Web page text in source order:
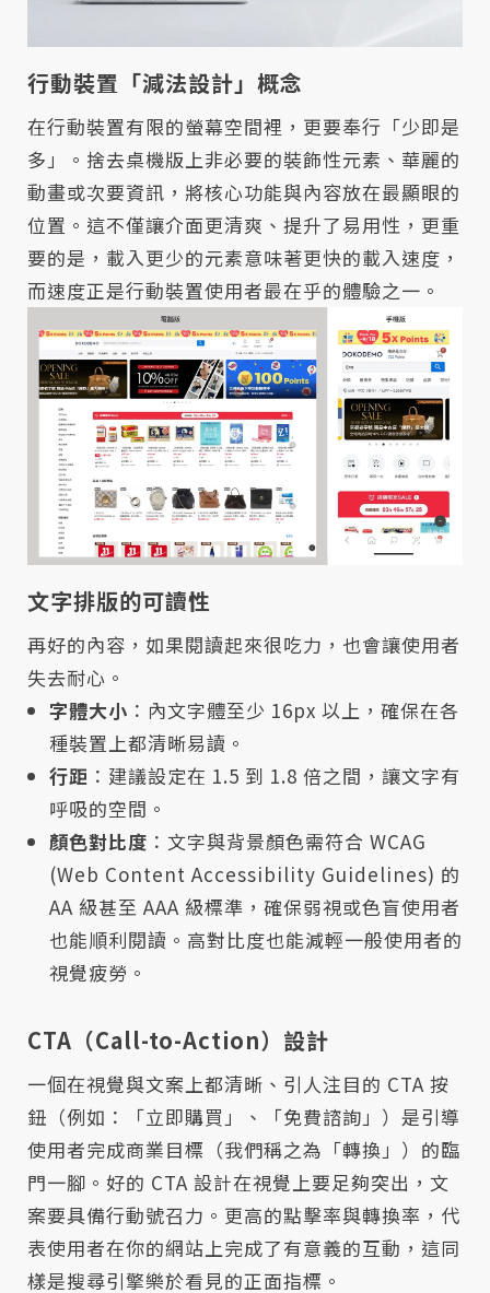
行動裝置「減法設計」概念
在行動裝置有限的螢幕空間裡，更要奉行「少即是
多」。捨去桌機版上非必要的裝飾性元素、華麗的
動畫或次要資訊，將核心功能與內容放在最顯眼的
位置。這不僅讓介面更清爽、提升了易用性，更重
要的是，載入更少的元素意味著更快的載入速度，
而速度正是行動裝置使用者最在乎的體驗之一。
文字排版的可讀性
再好的內容，如果閱讀起來很吃力，也會讓使用者
失去耐心。
字體大小 ：內文字體至少 16px 以上，確保在各
種裝置上都清晰易讀。
行距 ：建議設定在 1.5 到 1.8 倍之間，讓文字有
呼吸的空間。
顏色對比度 ：文字與背景顏色需符合 WCAG
(Web Content Accessibility Guidelines) 的
AA 級甚至 AAA 級標準，確保弱視或色盲使用者
也能順利閱讀。高對比度也能減輕一般使用者的
視覺疲勞。
CTA（Call-to-Action）設計
一個在視覺與文案上都清晰、引人注目的 CTA 按
鈕（例如：「立即購買」、「免費諮詢」）是引導
使用者完成商業目標（我們稱之為「轉換」）的臨
門一腳。好的 CTA 設計在視覺上要足夠突出，文
案要具備行動號召力。更高的點擊率與轉換率，代
表使用者在你的網站上完成了有意義的互動，這同
樣是搜尋引擎樂於看見的正面指標。